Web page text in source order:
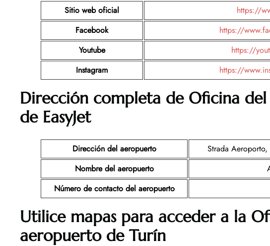
Sitio web oficial
https://
Facebook
https://
Youtube
https://
Instagram
https://
Dirección completa de Oficina
de EasyJet
Dirección del aeropuerto
Strada Aeroporto,
Nombre del aeropuerto
Número de contacto del aeropuerto
Utilice mapas para acceder a la
aeropuerto de Turín